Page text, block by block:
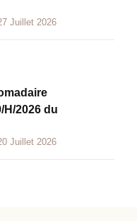
Juillet 2026
2026 du
Juillet 2026